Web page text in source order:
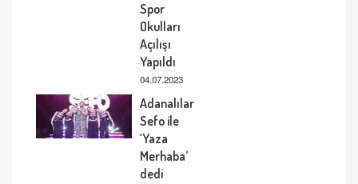
Spor
Okulları
Açılışı
Yapıldı
04.07.2023
Adanalılar
Sefo ile
‘Yaza
Merhaba’
dedi